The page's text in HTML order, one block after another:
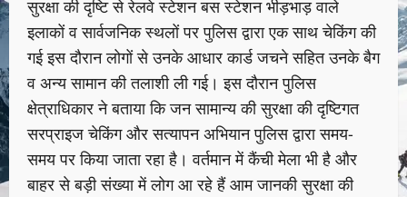
सुरक्षा की दृष्टि से रेलवे स्टेशन बस स्टेशन भीड़भाड़ वाले
इलाकों व सार्वजनिक स्थलों पर पुलिस द्वारा एक साथ चेकिंग की
गई इस दौरान लोगों से उनके आधार कार्ड जचने सहित उनके बैग
व अन्य सामान की तलाशी ली गई। इस दौरान पुलिस
क्षेत्राधिकार ने बताया कि जन सामान्य की सुरक्षा की दृष्टिगत
सरप्राइज चेकिंग और सत्यापन अभियान पुलिस द्वारा समय-
समय पर किया जाता रहा है। वर्तमान में कैंची मेला भी है और
बाहर से बड़ी संख्या में लोग आ रहे हैं आम जानकी सुरक्षा की